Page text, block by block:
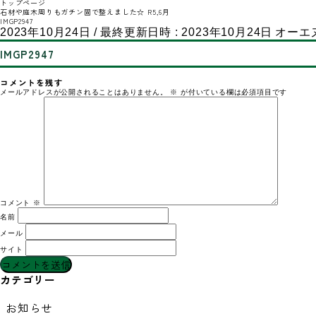
トップページ
石材や庭木周りもガチン固で整えました☆ R5,6月
IMGP2947
2023年10月24日 / 最終更新日時 : 2023年10月24日 オーエ
IMGP2947
コメントを残す
メールアドレスが公開されることはありません。 ※ が付いている欄は必須項目です
コメント ※
名前
メール
サイト
カテゴリー
お知らせ